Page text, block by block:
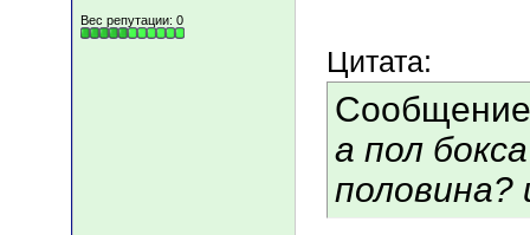
Вес репутации: 0
Цитата:
а пол
половина?